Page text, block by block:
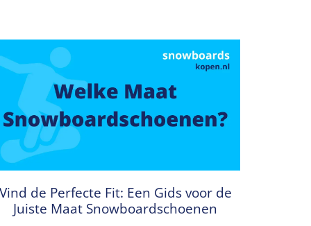
Vind de Perfecte Fit: Een Gids voor de
Juiste Maat Snowboardschoenen